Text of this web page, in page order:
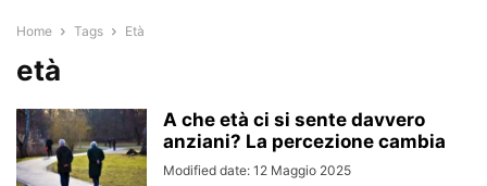
Home Tags Età
età
A che età ci si sente davvero
anziani? La percezione cambia
Modified date: 12 Maggio 2025